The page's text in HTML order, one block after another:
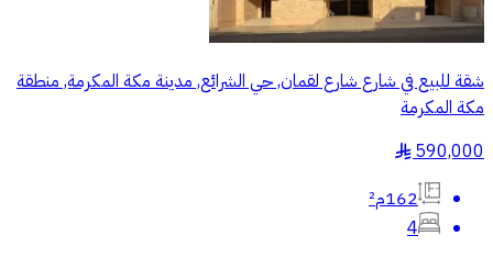
شقة للبيع في شارع شارع لقمان, حي الشرائع, مدينة مكة المكرمة, منطقة
مكة المكرمة
590,000
§
162م²
4